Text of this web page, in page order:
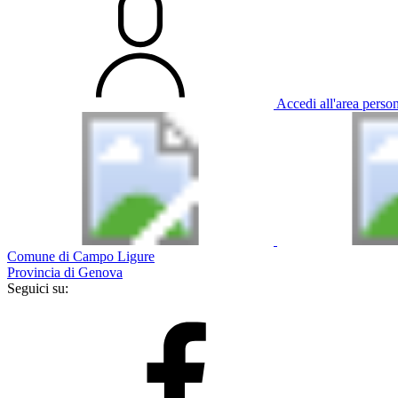
Accedi all'area
Comune di Campo Ligure
Provincia di Genova
Seguici su: